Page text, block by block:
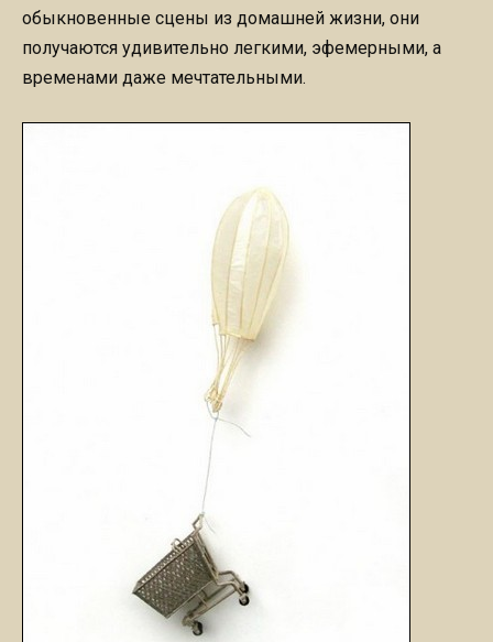
обыкновенные сцены из домашней жизни, они
получаются удивительно легкими, эфемерными, а
временами даже мечтательными.